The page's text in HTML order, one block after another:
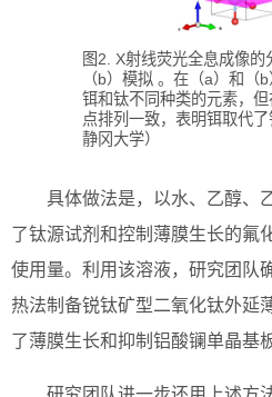
图2. X射线荧光全息成像
（b）模拟 。在（a）和（
铒和钛不同种类的元素，
点排列一致，表明铒取代了
静冈大学）
具体做法是，以水、乙醇、
了钛源试剂和控制薄膜生长的氟
使用量。利用该溶液，研究团队
热法制备锐钛矿型二氧化钛外延
了薄膜生长和抑制铝酸镧单晶基